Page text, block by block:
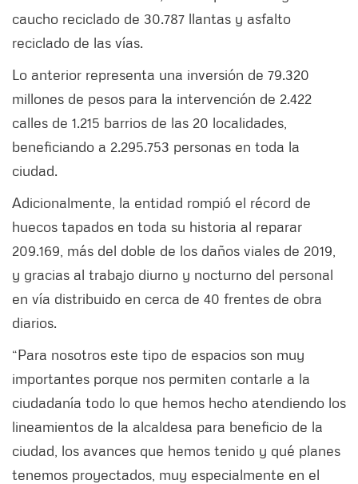
caucho reciclado de 30.787 llantas y asfalto
reciclado de las vías.
Lo anterior representa una inversión de 79.320
millones de pesos para la intervención de 2.422
calles de 1.215 barrios de las 20 localidades,
beneficiando a 2.295.753 personas en toda la
ciudad.
Adicionalmente, la entidad rompió el récord de
huecos tapados en toda su historia al reparar
209.169, más del doble de los daños viales de 2019,
y gracias al trabajo diurno y nocturno del personal
en vía distribuido en cerca de 40 frentes de obra
diarios.
“Para nosotros este tipo de espacios son muy
importantes porque nos permiten contarle a la
ciudadanía todo lo que hemos hecho atendiendo los
lineamientos de la alcaldesa para beneficio de la
ciudad, los avances que hemos tenido y qué planes
tenemos proyectados, muy especialmente en el